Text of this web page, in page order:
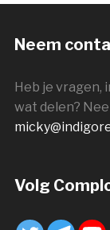
Neem
Heb je vragen,
wat delen?
Volg